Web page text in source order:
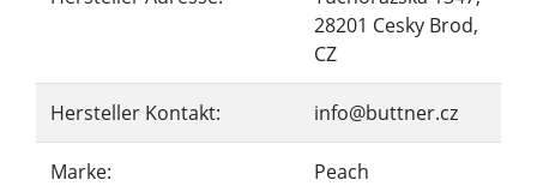
28201 Cesky Brod,
CZ
Hersteller Kontakt: info@buttner.cz
Marke: Peach